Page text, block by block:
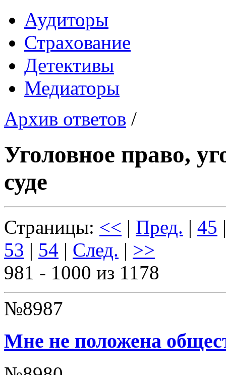
Аудиторы
Страхование
Детективы
Медиаторы
Архив ответов /
Уголовное право,
суде
Страницы: << | Пред. | 45
53 | 54 | След. | >>
981 - 1000 из 1178
№8987
Мне не положена